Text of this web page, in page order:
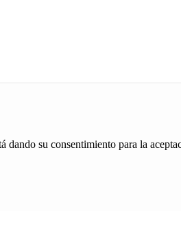
su consentimiento para la